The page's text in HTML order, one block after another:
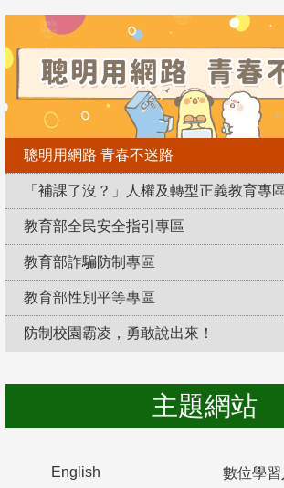
聰明用網路 青春不迷路
「補課了沒？」人權及轉型正義教育專
教育部全民安全指引專區
教育部詐騙防制專區
教育部性別平等專區
防制校園霸凌，勇敢說出來！
主題網站
English 數位學習